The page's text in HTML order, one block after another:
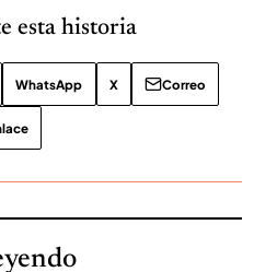
esta historia
WhatsApp X Correo